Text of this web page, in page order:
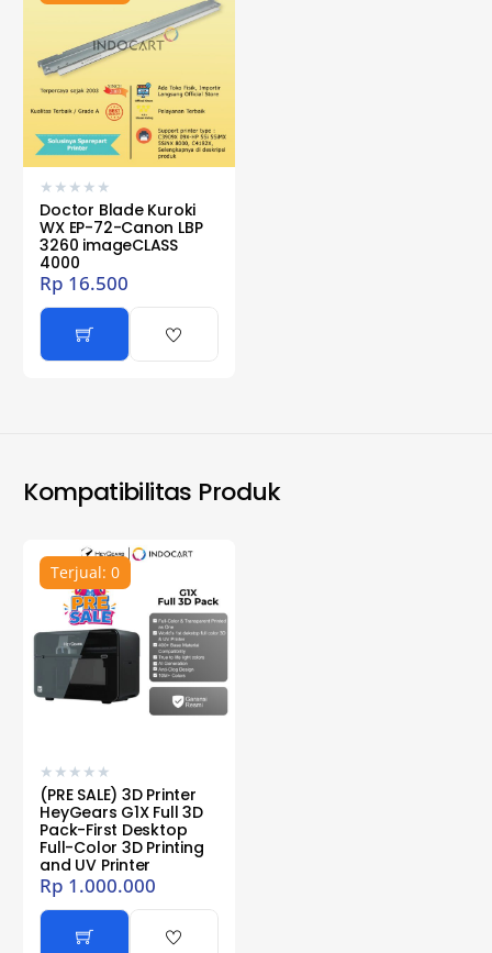
★ ★ ★ ★ ★
Doctor Blade Kuroki
WX EP-72-Canon LBP
3260 imageCLASS
4000
Rp 16.500
Kompatibilitas Produk
Terjual: 0
★ ★ ★ ★ ★
(PRE SALE) 3D Printer
HeyGears G1X Full 3D
Pack-First Desktop
Full-Color 3D Printing
and UV Printer
Rp 1.000.000